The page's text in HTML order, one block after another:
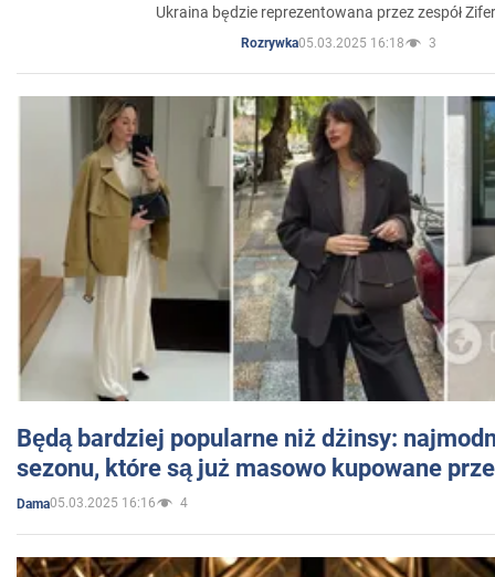
Ukraina będzie reprezentowana przez zespół
Rozrywka05.03.2025 16:18 3
Będą bardziej popularne niż dżinsy:
sezonu, które są już masowo kupowane
Dama05.03.2025 16:16 4